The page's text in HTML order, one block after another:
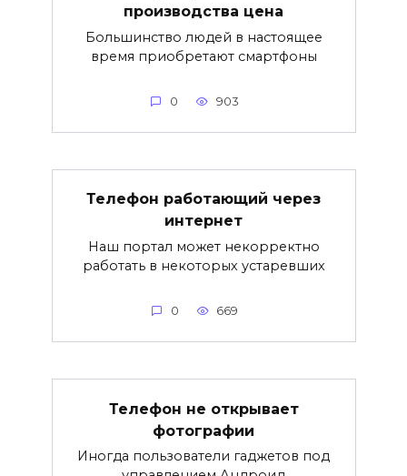
производства цена
Большинство людей в настоящее
время приобретают смартфоны
0 903
Телефон работающий через
интернет
Наш портал может некорректно
работать в некоторых устаревших
0 669
Телефон не открывает
фотографии
Иногда пользователи гаджетов под